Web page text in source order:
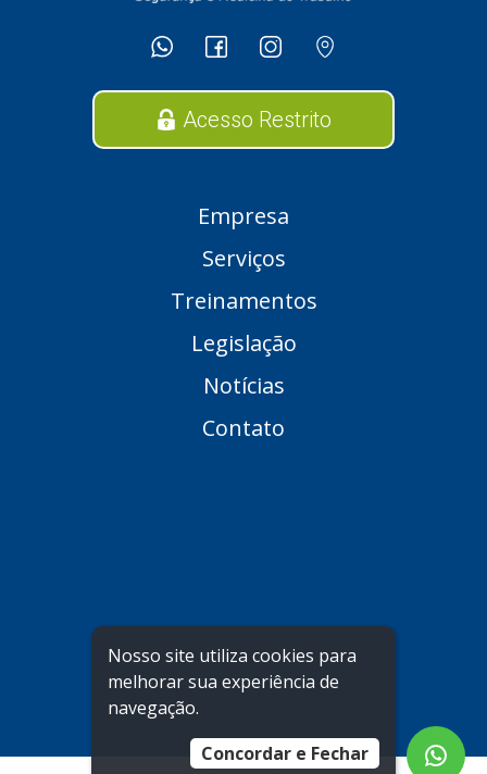
Acesso Restrito
Empresa
Serviços
Treinamentos
Legislação
Notícias
Contato
Nosso site utiliza cookies para
melhorar sua experiência de
navegação.
Concordar e Fechar